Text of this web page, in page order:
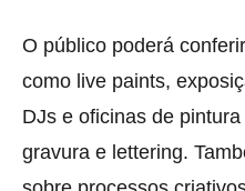
O público poderá
como live paints,
DJs e oficinas de
gravura e lettering.